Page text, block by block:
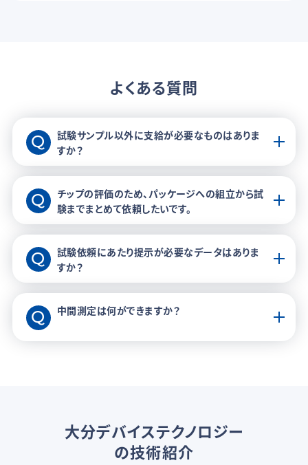
よくある質問
試験サンプル以外に支給が必要なものはありま
すか？
チップの評価のため、パッケージへの組立から試
験までまとめて依頼したいです。
試験依頼にあたり提示が必要なデータはありま
すか？
中間測定は何ができますか？
大分デバイステクノロジー
の技術紹介